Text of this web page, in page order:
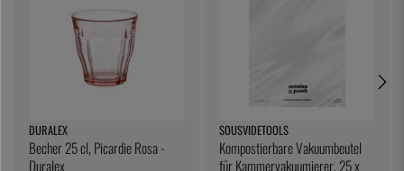
DURALEX
Becher 25 cl, Picardie Rosa -
Duralex
SOUSVIDETOOLS
Kompostierbare Vakuumbeutel
für Kammervakuumierer, 25 x